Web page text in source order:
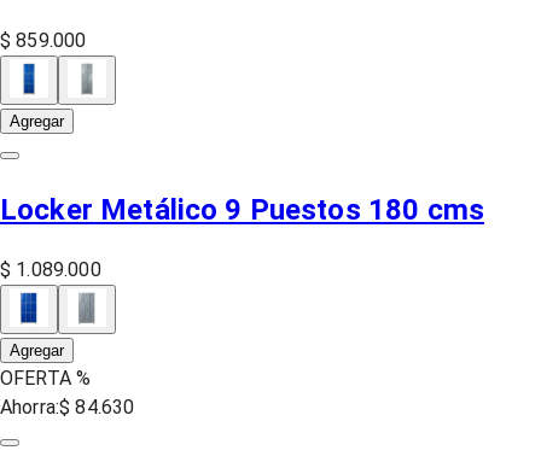
$ 859.000
Agregar
Locker Metálico 9 Puestos 180 cms
$ 1.089.000
Agregar
OFERTA %
Ahorra:$ 84.630